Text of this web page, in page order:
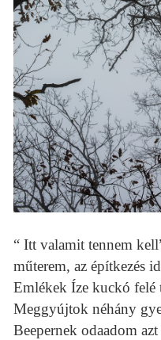
“ Itt valamit tennem
műterem, az építkezés
Emlékek Íze kuckó felé
Meggyújtok néhány
Beepernek odaadom